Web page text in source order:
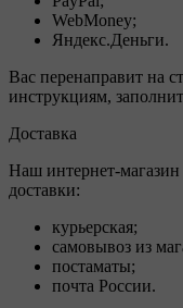
WebMoney;
Яндекс.Деньги.
Вас перенаправит на
инструкциям,
Доставка
Наш интернет-магазин
доставки:
курьерская;
самовывоз из
постаматы;
почта России.